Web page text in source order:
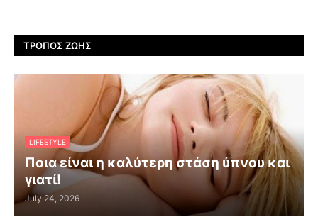
ΤΡΌΠΟΣ ΖΩΉΣ
LIFESTYLE
Ποια είναι η καλύτερη στάση ύπνου και
γιατί!
July 24, 2026